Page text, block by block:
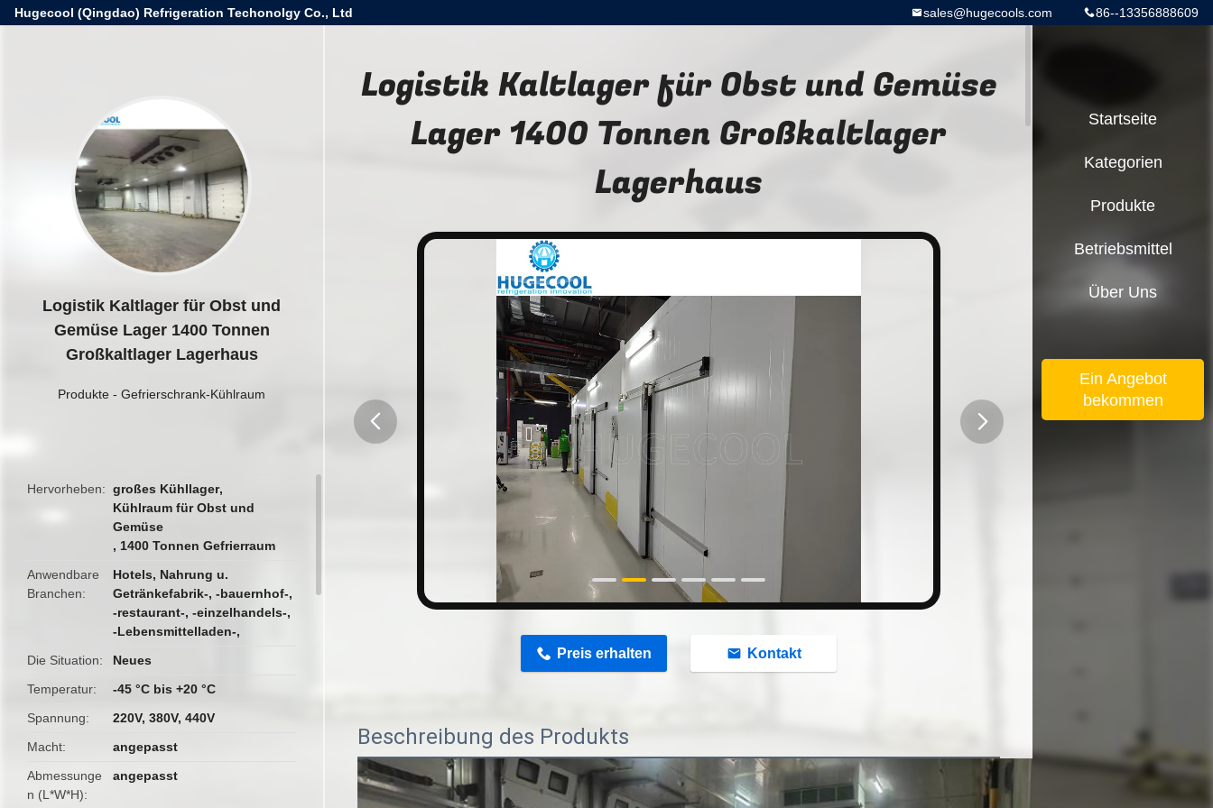
Hugecool (Qingdao) Refrigeration Techonolgy Co., Ltd 86--13356888609
sales@hugecools.com
Logistik Kaltlager für Obst und
Gemüse Lager 1400 Tonnen
Großkaltlager Lagerhaus
Produkte - Gefrierschrank-Kühlraum
Hervorheben großes Kühllager,
Kühlraum für Obst und
Gemüse
, 1400 Tonnen Gefrierraum
Anwendbare
Branchen
Hotels, Nahrung u.
Getränkefabrik-, -bauernhof-,
-restaurant-, -einzelhandels-,
-Lebensmittelladen-,
Die Situation
Neues
Temperatur
-45 °C bis +20 °C
Spannung
220V, 380V, 440V
Macht
angepasst
Abmessunge
n (L*W*H)
angepasst
Logistik Kaltlager für Obst und Gemüse
Lager 1400 Tonnen Großkaltlager
Lagerhaus
Preis erhalten Kontakt
Beschreibung des Produkts
Startseite
Kategorien
Produkte
Betriebsmittel
Über Uns
Ein Angebot
bekommen